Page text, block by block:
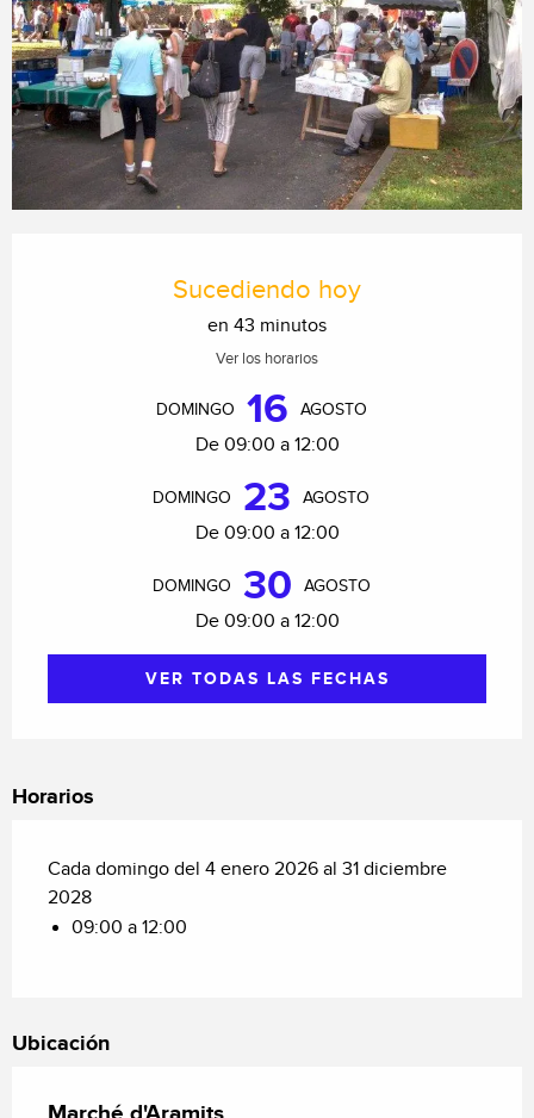
Sucediendo hoy
en 43 minutos
Ver los horarios
DOMINGO 16 AGOSTO
De 09:00 a 12:00
DOMINGO 23 AGOSTO
De 09:00 a 12:00
DOMINGO 30 AGOSTO
De 09:00 a 12:00
VER TODAS LAS FECHAS
Horarios
Cada domingo del 4 enero 2026 al 31 diciembre
2028
09:00 a 12:00
Ubicación